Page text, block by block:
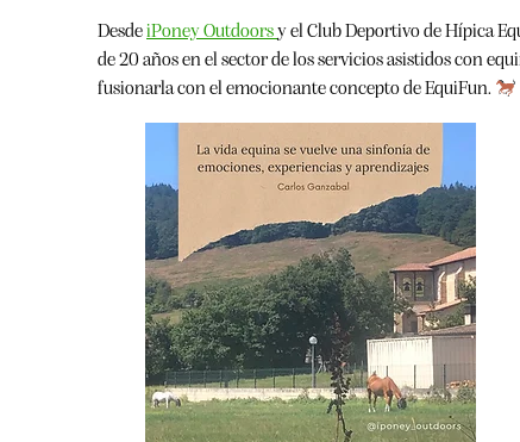
DesdeiPoney Outdoorsy el Club Deportivo de Hípica
de 20 años en el sector de los servicios asistidos con
fusionarla con el emocionante concepto de EquiFun.